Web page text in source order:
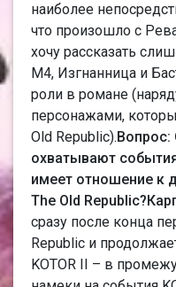
наиболее
что произошло с
хочу рассказать
M4, Изгнанница и
роли в романе
персонажами,
Old Republic).Вопрос:
охватывают
имеет отношение к
The Old Republic?
сразу после конца
Republic и
KOTOR II – в